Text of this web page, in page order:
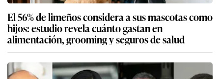
El 56% de limeños considera a sus mascotas como
hijos: estudio revela cuánto gastan en
alimentación, grooming y seguros de salud